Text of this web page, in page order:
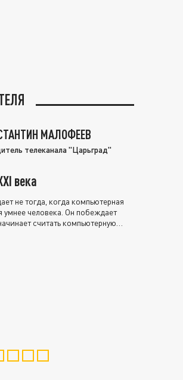
МАЛОФЕЕВ
телеканала "Царьград"
века
не тогда, когда компьютерная
умнее человека. Он побеждает
считать компьютерную